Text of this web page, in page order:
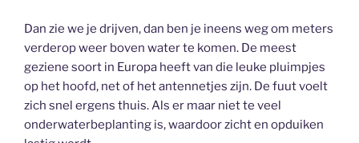
Dan zie we je drijven, dan ben je ineens weg om meters
verderop weer boven water te komen. De meest
geziene soort in Europa heeft van die leuke pluimpjes
op het hoofd, net of het antennetjes zijn. De fuut voelt
zich snel ergens thuis. Als er maar niet te veel
onderwaterbeplanting is, waardoor zicht en opduiken